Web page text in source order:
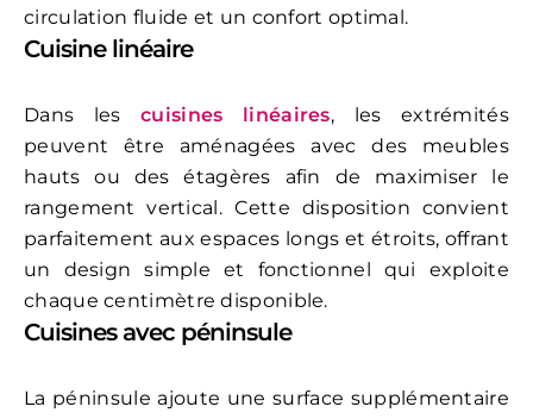
circulation fluide et un confort optimal.
Cuisine linéaire
Dans lescuisines linéaires, les extrémités
peuvent être aménagées avec des meubles
hauts ou des étagères afin de maximiser le
rangement vertical. Cette disposition convient
parfaitement aux espaces longs et étroits, offrant
un design simple et fonctionnel qui exploite
chaque centimètre disponible.
Cuisines avec péninsule
La péninsule ajoute une surface supplémentaire